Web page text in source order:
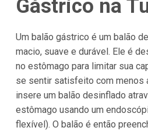
Gástrico na
Um balão gástrico é um balão
macio, suave e durável. Ele é
no estômago para limitar sua
se sentir satisfeito com menos
insere um balão desinflado
estômago usando um
flexível). O balão é então